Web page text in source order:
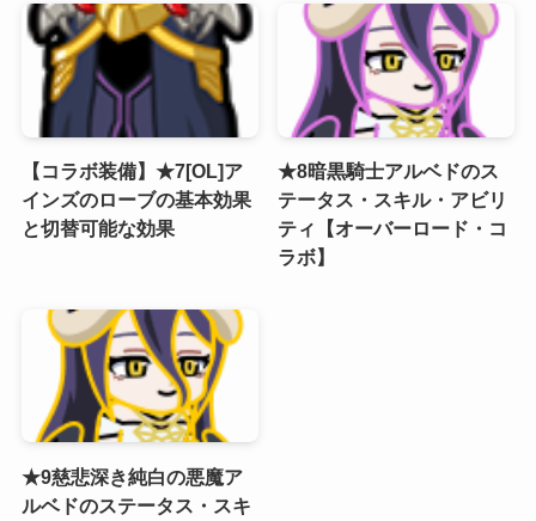
【コラボ装備】★7[OL]ア
インズのローブの基本効果
と切替可能な効果
★8暗黒騎士アルベドのス
テータス・スキル・アビリ
ティ【オーバーロード・コ
ラボ】
★9慈悲深き純白の悪魔ア
ルベドのステータス・スキ